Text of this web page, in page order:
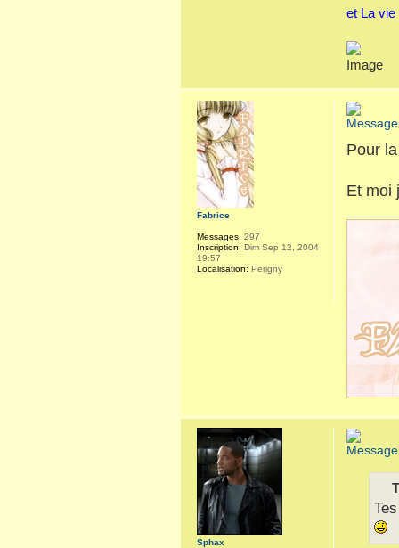
et La
Pour
Et moi
Fabrice
Messages: 297
Inscription: Dim Sep 12, 2004
19:57
Localisation: Perigny
Sphax